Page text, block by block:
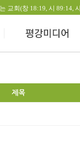
교회(창 18:19, 시 89:14,
제목